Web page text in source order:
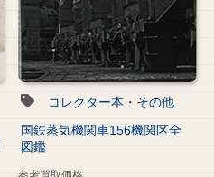
コレクター本・その他
国鉄蒸気機関車156機関区全
図鑑